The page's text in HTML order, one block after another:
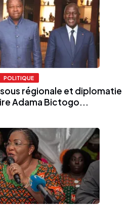
POLITIQUE
régionale et diplomatie
Adama Bictogo...